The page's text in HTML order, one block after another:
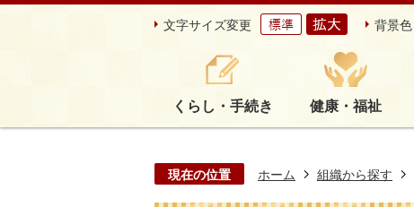
文字サイズ変更 背景色
くらし・手続き 健康・福祉
現在の位置 ホーム 組織から探す